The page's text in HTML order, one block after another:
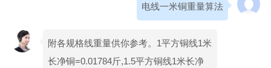
电线一米铜重量算法
附各规格线重量供你参考。1平方铜线1米
长净铜=0.01784斤,1.5平方铜线1米长净